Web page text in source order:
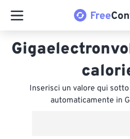
Inserisci un valore qui
automaticamente in